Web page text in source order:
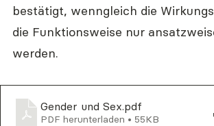
bestätigt, wenngleich die
die Funktionsweise nur
werden.
Gender und Sex.pdf
PDF herunterladen • 55KB